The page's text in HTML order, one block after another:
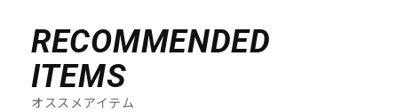
RECOMMENDED
ITEMS
オススメアイテム